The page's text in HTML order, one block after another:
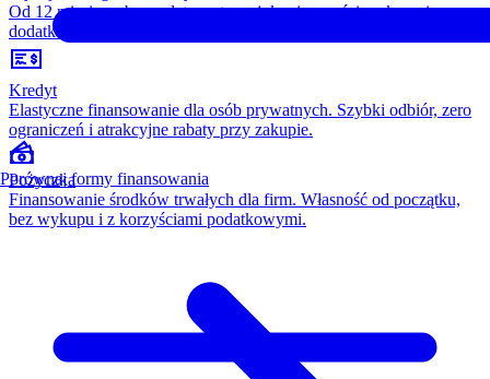
Od 12 miesięcy, bez opłaty wstępnej, konieczności wykupu i
dodatkowych kosztów. Wszystko w cenie raty.
Kredyt
Elastyczne finansowanie dla osób prywatnych. Szybki odbiór, zero
ograniczeń i atrakcyjne rabaty przy zakupie.
Pożyczka
Finansowanie środków trwałych dla firm. Własność od początku,
bez wykupu i z korzyściami podatkowymi.
Porównaj formy finansowania